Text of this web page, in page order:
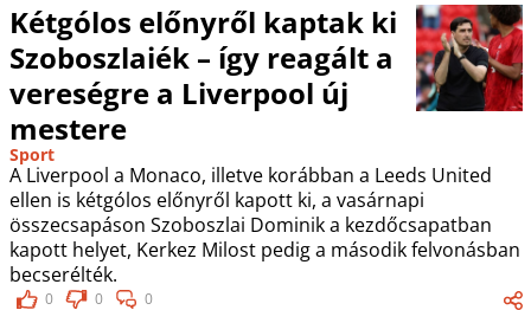
Kétgólos előnyről kaptak ki
Szoboszlaiék – így reagált a
vereségre a Liverpool új
mestere
Sport
A Liverpool a Monaco, illetve korábban a Leeds United
ellen is kétgólos előnyről kapott ki, a vasárnapi
összecsapáson Szoboszlai Dominik a kezdőcsapatban
kapott helyet, Kerkez Milost pedig a második felvonásban
becserélték.
0 0 0